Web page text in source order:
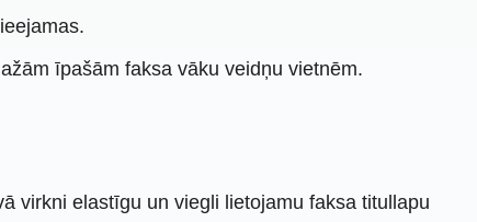
īpašām faksa vāku veidņu vietnēm.
virkni elastīgu un viegli lietojamu faksa titullapu